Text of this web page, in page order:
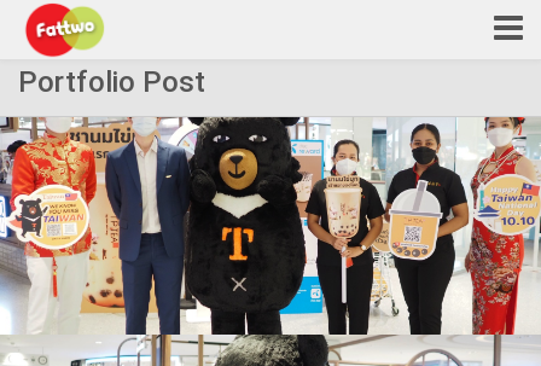
Portfolio Post